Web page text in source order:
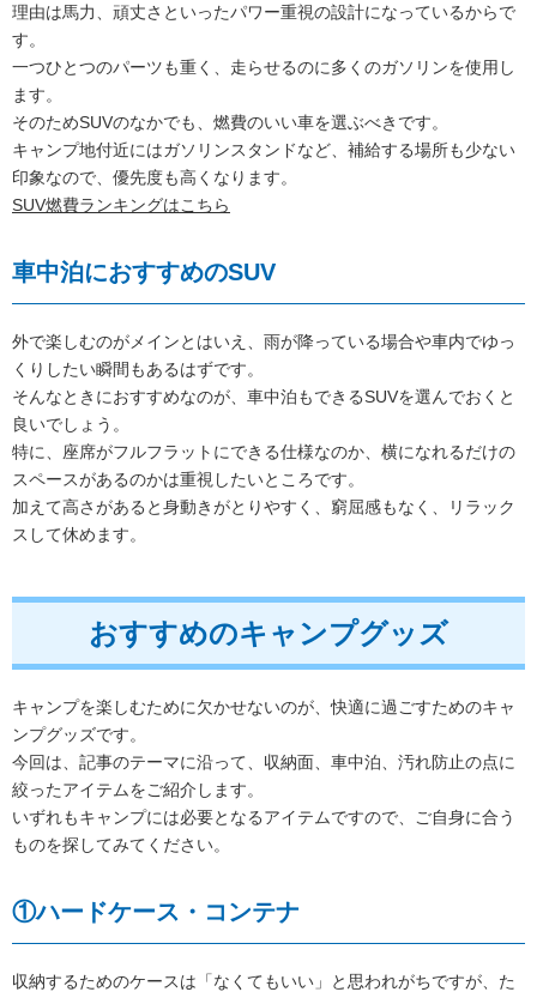
理由は馬力、頑丈さといったパワー重視の設計になっているからで
す。
一つひとつのパーツも重く、走らせるのに多くのガソリンを使用し
ます。
そのためSUVのなかでも、燃費のいい車を選ぶべきです。
キャンプ地付近にはガソリンスタンドなど、補給する場所も少ない
印象なので、優先度も高くなります。
SUV燃費ランキングはこちら
車中泊におすすめのSUV
外で楽しむのがメインとはいえ、雨が降っている場合や車内でゆっ
くりしたい瞬間もあるはずです。
そんなときにおすすめなのが、車中泊もできるSUVを選んでおくと
良いでしょう。
特に、座席がフルフラットにできる仕様なのか、横になれるだけの
スペースがあるのかは重視したいところです。
加えて高さがあると身動きがとりやすく、窮屈感もなく、リラック
スして休めます。
おすすめのキャンプグッズ
キャンプを楽しむために欠かせないのが、快適に過ごすためのキャ
ンプグッズです。
今回は、記事のテーマに沿って、収納面、車中泊、汚れ防止の点に
絞ったアイテムをご紹介します。
いずれもキャンプには必要となるアイテムですので、ご自身に合う
ものを探してみてください。
①ハードケース・コンテナ
収納するためのケースは「なくてもいい」と思われがちですが、た